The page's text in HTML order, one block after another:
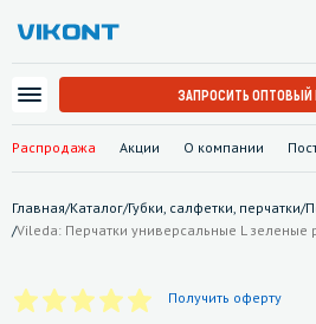
Распродажа Акции О компании
ЗАПРОСИТЬ ОПТОВЫЙ
Главная/Каталог/Губки, салфетки, перчатки/
/Vileda: Перчатки универсальные L зеленые
Получить оферту